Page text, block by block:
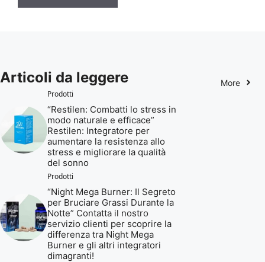
Articoli da leggere
More
Prodotti
“Restilen: Combatti lo stress in
modo naturale e efficace”
Restilen: Integratore per
aumentare la resistenza allo
stress e migliorare la qualità
del sonno
Prodotti
“Night Mega Burner: Il Segreto
per Bruciare Grassi Durante la
Notte” Contatta il nostro
servizio clienti per scoprire la
differenza tra Night Mega
Burner e gli altri integratori
dimagranti!